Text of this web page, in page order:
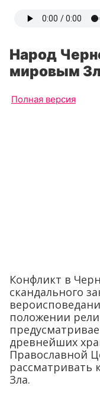
Народ
мировым
Полная версия
Конфликт в
скандального
положении
древнейших
Православной
рассматривать
Зла.